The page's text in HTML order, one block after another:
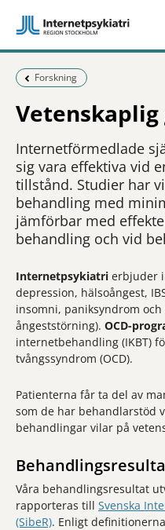
Föregående sida:
Forskning
Vetenskaplig
Internetförmedlade
sig vara effektiva vid
tillstånd. Studier har
behandling med
jämförbar med
behandling och vid
Internetpsykiatri erbjuder
depression, hälsoångest,
insomni, paniksyndrom och
ångeststörning). OCD-
internetbehandling (IKBT)
tvångssyndrom (OCD).
Patienterna får ta del av
som de har behandlarstöd
behandlingar vilar på
Våra behandlingsresultat
rapporteras till Svenska
(SibeR). Enligt